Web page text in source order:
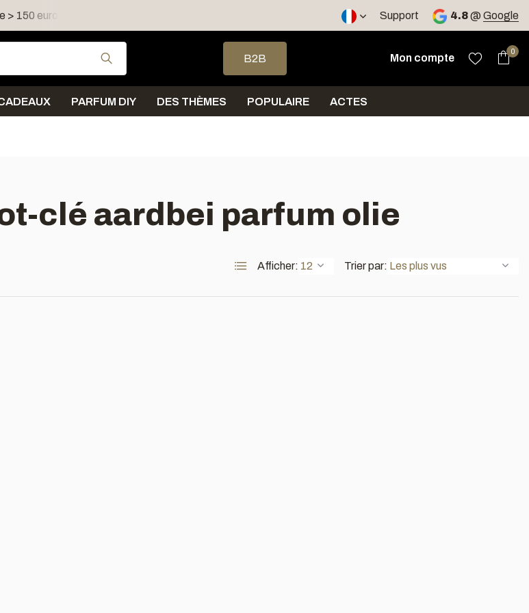
> 150 euro dans FR, LU, UK, IE, AT, PL, CZ, RO Expédition sous 5 jours Support 4.8@ Google
Utilisez les flèches haut et bas pour sélectionner le résultat disponible. Appuyez
B2B
Mon compte
0
PARFUM DIY DES THÈMES POPULAIRE ACTES
clé aardbei parfum olie
Afficher: Trier par: